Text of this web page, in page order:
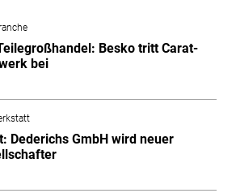
Besko tritt Carat-
bei
Dederichs GmbH wird neuer